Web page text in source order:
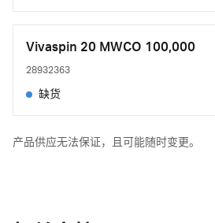
Vivaspin 20 MWCO 100,000
28932363
缺货
产品供应无法保证，且可能随时变更。